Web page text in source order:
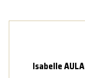
Isabelle